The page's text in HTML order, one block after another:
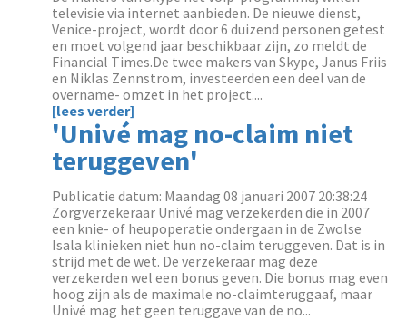
televisie via internet aanbieden. De nieuwe dienst,
Venice-project, wordt door 6 duizend personen getest
en moet volgend jaar beschikbaar zijn, zo meldt de
Financial Times.De twee makers van Skype, Janus Friis
en Niklas Zennstrom, investeerden een deel van de
overname- omzet in het project....
[lees verder]
'Univé mag no-claim niet
teruggeven'
Publicatie datum: Maandag 08 januari 2007 20:38:24
Zorgverzekeraar Univé mag verzekerden die in 2007
een knie- of heupoperatie ondergaan in de Zwolse
Isala klinieken niet hun no-claim teruggeven. Dat is in
strijd met de wet. De verzekeraar mag deze
verzekerden wel een bonus geven. Die bonus mag even
hoog zijn als de maximale no-claimteruggaaf, maar
Univé mag het geen teruggave van de no...